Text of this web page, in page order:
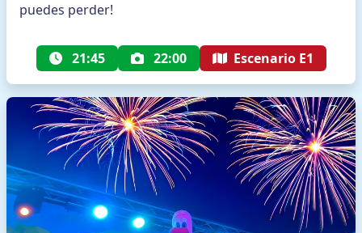
puedes perder!
21:45 22:00 Escenario E1